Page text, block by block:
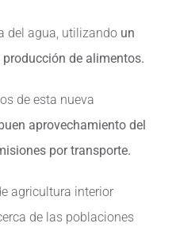
del agua, utilizando un
de alimentos.
de esta nueva
aprovechamiento del
por transporte.
agricultura interior
de las poblaciones